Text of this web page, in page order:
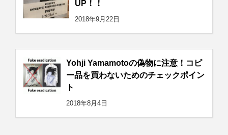
UP！！
2018年9月22日
Yohji Yamamotoの偽物に注意！コピ
ー品を買わないためのチェックポイン
ト
2018年8月4日